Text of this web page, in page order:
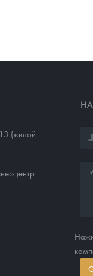
(жилой
центр